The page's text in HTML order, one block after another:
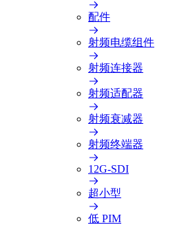
配件
射频电缆组件
射频连接器
射频适配器
射频衰减器
射频终端器
12G-SDI
超小型
低 PIM